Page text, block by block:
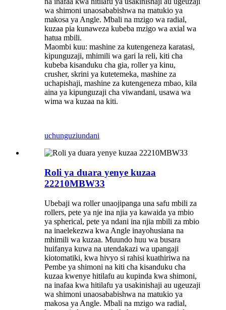
wa shimoni unaosababishwa na matukio ya
makosa ya Angle. Mbali na mzigo wa radial,
kuzaa pia kunaweza kubeba mzigo wa axial wa
hatua mbili.
Maombi kuu: mashine za kutengeneza karatasi,
kipunguzaji, mhimili wa gari la reli, kiti cha
kubeba kisanduku cha gia, roller ya kinu,
crusher, skrini ya kutetemeka, mashine za
uchapishaji, mashine za kutengeneza mbao, kila
aina ya kipunguzaji cha viwandani, usawa wa
wima wa kuzaa na kiti.
uchunguziundani
Roli ya duara yenye kuzaa
22210MBW33
Ubebaji wa roller unaojipanga una safu mbili za
rollers, pete ya nje ina njia ya kawaida ya mbio
ya spherical, pete ya ndani ina njia mbili za mbio
na inaelekezwa kwa Angle inayohusiana na
mhimili wa kuzaa. Muundo huu wa busara
huifanya kuwa na utendakazi wa upangaji
kiotomatiki, kwa hivyo si rahisi kuathiriwa na
Pembe ya shimoni na kiti cha kisanduku cha
kuzaa kwenye hitilafu au kupinda kwa shimoni,
na inafaa kwa hitilafu ya usakinishaji au ugeuzaji
wa shimoni unaosababishwa na matukio ya
makosa ya Angle. Mbali na mzigo wa radial,